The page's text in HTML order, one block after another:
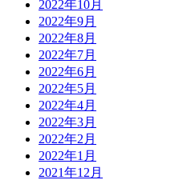
2022年10月
2022年9月
2022年8月
2022年7月
2022年6月
2022年5月
2022年4月
2022年3月
2022年2月
2022年1月
2021年12月